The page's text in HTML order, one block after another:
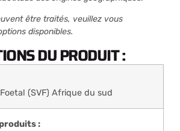
être traités, veuillez vous
disponibles.
DU PRODUIT :
(SVF) Afrique du sud
: